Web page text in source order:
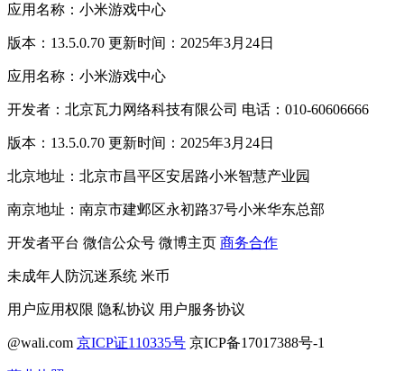
应用名称：小米游戏中心
版本：13.5.0.70 更新时间：2025年3月24日
应用名称：小米游戏中心
开发者：北京瓦力网络科技有限公司 电话：010-60606666
版本：13.5.0.70 更新时间：2025年3月24日
北京地址：北京市昌平区安居路小米智慧产业园
南京地址：南京市建邺区永初路37号小米华东总部
开发者平台 微信公众号 微博主页 商务合作
未成年人防沉迷系统 米币
用户应用权限 隐私协议 用户服务协议
@wali.com 京ICP证110335号 京ICP备17017388号-1